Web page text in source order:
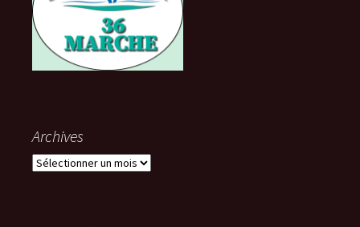
Archives
Archives